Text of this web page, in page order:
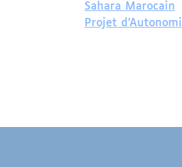
Sahara Marocain
Projet